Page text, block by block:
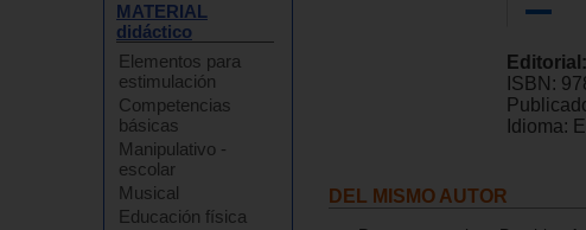
MATERIAL
didáctico
Elementos para
estimulación
Competencias
básicas
Manipulativo -
escolar
Musical
Educación física
Editorial:
ISBN:
Idioma:
DEL MISMO AUTOR